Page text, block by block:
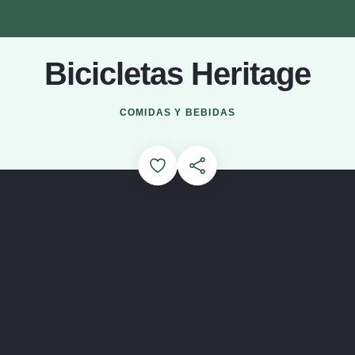
Bicicletas Heritage
COMIDAS Y BEBIDAS
Add to Favorites
Compartir esta página
Cargando...
de bicicletas a mano. (se abre en una ventana